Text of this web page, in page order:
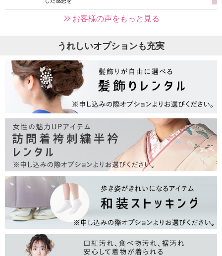
お客様の声をもっと見る
うれしいオプションも充実